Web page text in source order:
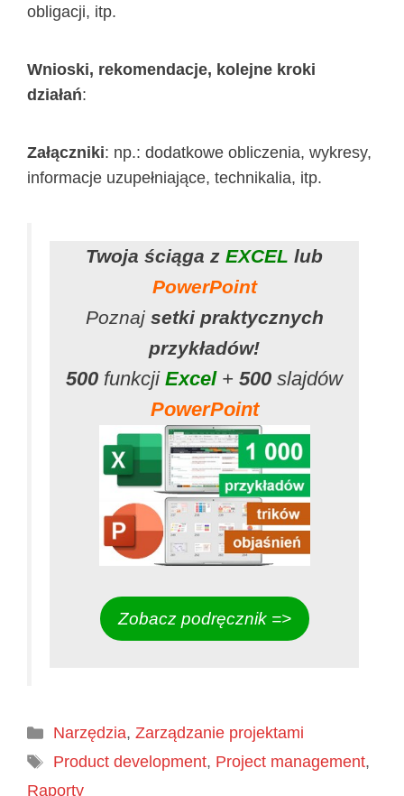
obligacji, itp.
Wnioski, rekomendacje, kolejne kroki
działań:
Załączniki: np.: dodatkowe obliczenia, wykresy,
informacje uzupełniające, technikalia, itp.
Twoja ściąga z EXCEL lub
PowerPoint
Poznaj setki praktycznych
przykładów!
500 funkcji Excel + 500 slajdów
PowerPoint
Zobacz podręcznik =>
Kategorie
Narzędzia, Zarządzanie projektami
Tagi
Product development, Project management,
Raporty